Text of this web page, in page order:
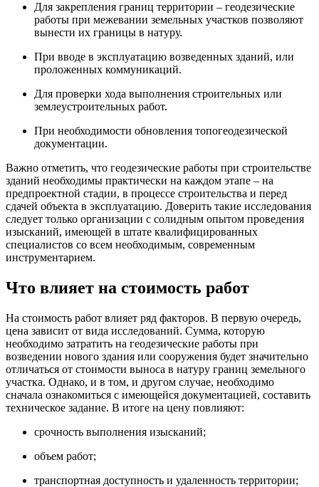
Для закрепления границ территории – геодезические
работы при межевании земельных участков позволяют
вынести их границы в натуру.
При вводе в эксплуатацию возведенных зданий, или
проложенных коммуникаций.
Для проверки хода выполнения строительных или
землеустроительных работ.
При необходимости обновления топогеодезической
документации.
Важно отметить, что геодезические работы при строительстве
зданий необходимы практически на каждом этапе – на
предпроектной стадии, в процессе строительства и перед
сдачей объекта в эксплуатацию. Доверить такие исследования
следует только организации с солидным опытом проведения
изысканий, имеющей в штате квалифицированных
специалистов со всем необходимым, современным
инструментарием.
Что влияет на стоимость работ
На стоимость работ влияет ряд факторов. В первую очередь,
цена зависит от вида исследований. Сумма, которую
необходимо затратить на геодезические работы при
возведении нового здания или сооружения будет значительно
отличаться от стоимости выноса в натуру границ земельного
участка. Однако, и в том, и другом случае, необходимо
сначала ознакомиться с имеющейся документацией, составить
техническое задание. В итоге на цену повлияют:
срочность выполнения изысканий;
объем работ;
транспортная доступность и удаленность территории;